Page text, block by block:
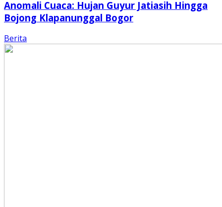
Anomali Cuaca: Hujan Guyur Jatiasih Hingga
Bojong Klapanunggal Bogor
Berita